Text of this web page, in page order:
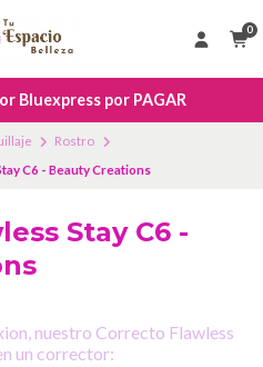
0
Bluexpress por PAGAR
Rostro
C6 - Beauty Creations
Stay C6 -
nuestro Correcto Flawless
un corrector: